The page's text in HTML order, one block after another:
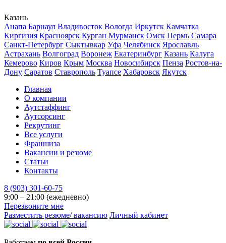
Казань
Анапа Барнаул Владивосток Вологда Иркутск Камчатка
Киргизия Красноярск Курган Мурманск Омск Пермь Самара
Санкт-Петербург Сыктывкар Уфа Челябинск Ярославль
Астрахань Волгоград Воронеж Екатеринбург Казань Калуга
Кемерово Киров Крым Москва Новосибирск Пенза Ростов-на-
Дону Саратов Ставрополь Туапсе Хабаровск Якутск
Главная
О компании
Аутстаффинг
Аутсорсинг
Рекрутинг
Все услуги
Франшиза
Вакансии и резюме
Статьи
Контакты
8 (903) 301-60-75
9:00 – 21:00 (ежедневно)
Перезвоните мне
Разместить резюме/ вакансию Личный кабинет